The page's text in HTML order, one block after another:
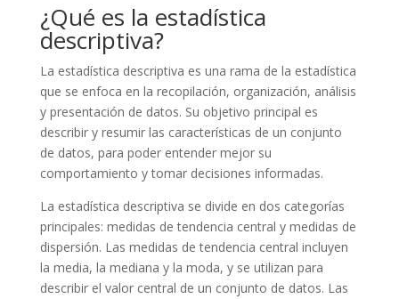
¿Qué es la estadística
descriptiva?
La estadística descriptiva es una rama de la estadística
que se enfoca en la recopilación, organización, análisis
y presentación de datos. Su objetivo principal es
describir y resumir las características de un conjunto
de datos, para poder entender mejor su
comportamiento y tomar decisiones informadas.
La estadística descriptiva se divide en dos categorías
principales: medidas de tendencia central y medidas de
dispersión. Las medidas de tendencia central incluyen
la media, la mediana y la moda, y se utilizan para
describir el valor central de un conjunto de datos. Las